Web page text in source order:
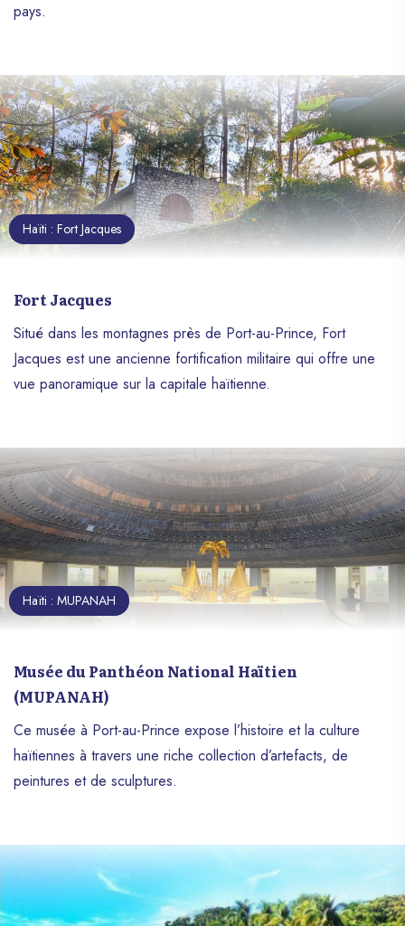
pays.
Haïti : Fort Jacques
Fort Jacques
Situé dans les montagnes près de Port-au-Prince, Fort
Jacques est une ancienne fortification militaire qui offre une
vue panoramique sur la capitale haïtienne.
Haïti : MUPANAH
Musée du Panthéon National Haïtien
(MUPANAH)
Ce musée à Port-au-Prince expose l’histoire et la culture
haïtiennes à travers une riche collection d’artefacts, de
peintures et de sculptures.